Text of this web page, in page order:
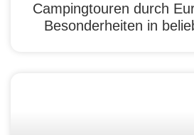
Campingtouren durch
Besonderheiten in